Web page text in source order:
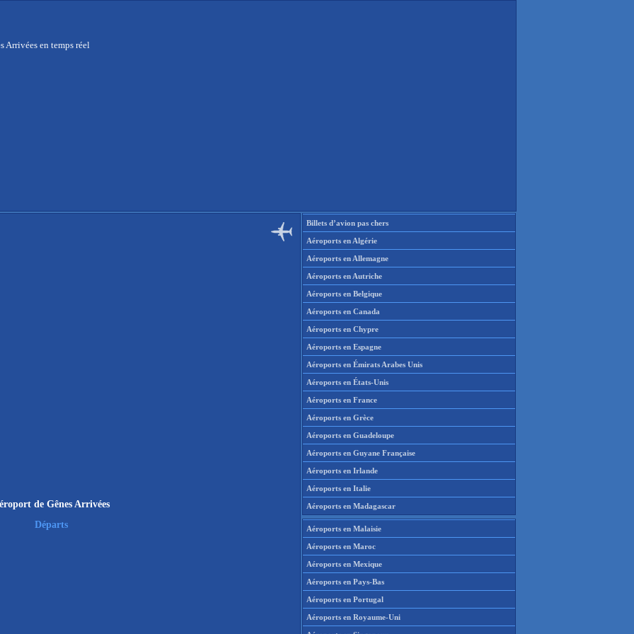
Arrivées en temps réel
de Gênes Arrivées
Départs
Billets d’avion pas chers
Aéroports en Algérie
Aéroports en Allemagne
Aéroports en Autriche
Aéroports en Belgique
Aéroports en Canada
Aéroports en Chypre
Aéroports en Espagne
Aéroports en Émirats Arabes Unis
Aéroports en États-Unis
Aéroports en France
Aéroports en Grèce
Aéroports en Guadeloupe
Aéroports en Guyane Française
Aéroports en Irlande
Aéroports en Italie
Aéroports en Madagascar
Aéroports en Malaisie
Aéroports en Maroc
Aéroports en Mexique
Aéroports en Pays-Bas
Aéroports en Portugal
Aéroports en Royaume-Uni